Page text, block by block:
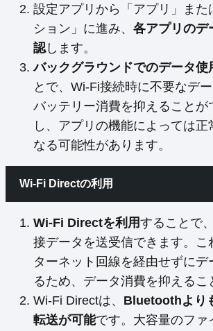
設定アプリから「アプリ」また
ション」に進み、 各アプリのデ
認します。
バックグラウンドでのデータ使
とで、Wi-Fi接続時に不要なデー
バッテリー消費を抑えることが
し、アプリの機能によっては正
なる可能性があります。
Wi-Fi Directの利用
Wi-Fi Directを利用することで
接データを送受信できます。こ
ターネット回線を経由せずにデ
るため、データ消費を抑えるこ
Wi-Fi Directは、 Bluetoothより
転送が可能です。大容量のファ